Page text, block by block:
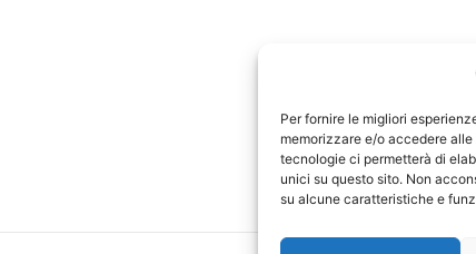
Per fornire le migliori
memorizzare e/o accedere
tecnologie ci permetterà di
unici su questo sito. Non
su alcune caratteristiche e